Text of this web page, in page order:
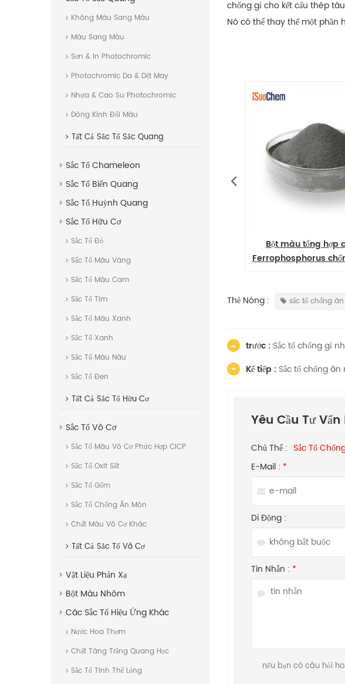
chống gỉ cho kết cấu thép
Nó có thể thay thế một
Bột màu siêu mịn
Ferrophosphorus chống ăn mòn
Bột màu tổng hợp chống rỉ
Ferrophosphorus chống ăn
Thẻ Nóng : sắc tố chống
trước : Sắc tố chống gỉ
Kế tiếp : Sắc tố chống
Yêu Cầu Tư
Chủ Thể : Sắc Tố
E-Mail : *
Di Động :
Tin Nhắn : *
nếu bạn có câu hỏi
Không Màu Sang Màu
Màu Sang Màu
Sơn & In Photochromic
Photochromic Da & Dệt May
Nhựa & Cao Su Photochromic
Dòng Kính Đổi Màu
Tất Cả Sắc Tố Sắc Quang
Sắc Tố Chameleon
Sắc Tố Biến Quang
Sắc Tố Huỳnh Quang
Sắc Tố Hữu Cơ
Sắc Tố Đỏ
Sắc Tố Màu Vàng
Sắc Tố Màu Cam
Sắc Tố Tím
Sắc Tố Màu Xanh
Sắc Tố Xanh
Sắc Tố Màu Nâu
Sắc Tố Đen
Tất Cả Sắc Tố Hữu Cơ
Sắc Tố Vô Cơ
Sắc Tố Màu Vô Cơ Phức Hợp CICP
Sắc Tố Oxit Sắt
Sắc Tố Gốm
Sắc Tố Chống Ăn Mòn
Chất Màu Vô Cơ Khác
Tất Cả Sắc Tố Vô Cơ
Vật Liệu Phản Xạ
Bột Màu Nhôm
Các Sắc Tố Hiệu Ứng Khác
Nước Hoa Thơm
Chất Tăng Trắng Quang Học
Sắc Tố Tinh Thể Lỏng